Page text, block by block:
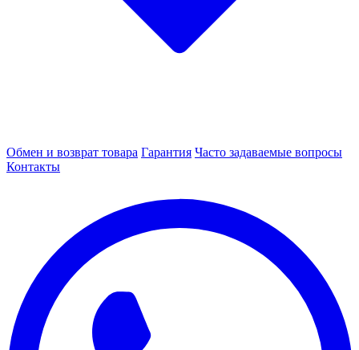
Обмен и возврат товара Гарантия Часто задаваемые вопросы
Контакты